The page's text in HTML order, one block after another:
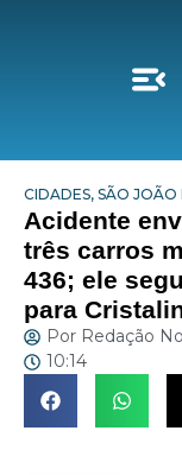
CIDADES, SÃO JOÃO
Acidente
três carros
436; ele
para
Por Redação
10:14